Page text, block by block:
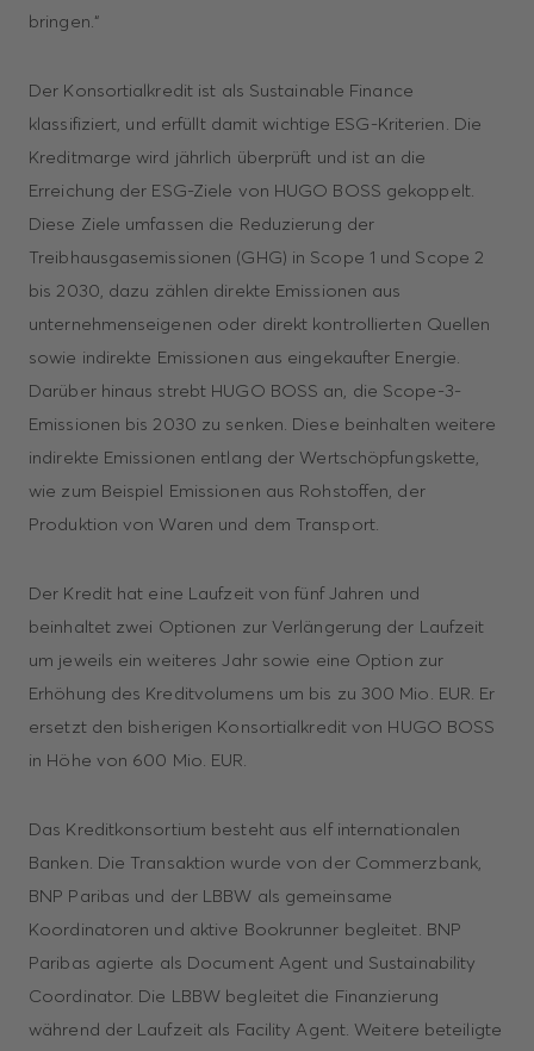
bringen.“
Der Konsortialkredit ist als Sustainable Finance
klassifiziert, und erfüllt damit wichtige ESG-Kriterien. Die
Kreditmarge wird jährlich überprüft und ist an die
Erreichung der ESG-Ziele von HUGO BOSS gekoppelt.
Diese Ziele umfassen die Reduzierung der
Treibhausgasemissionen (GHG) in Scope 1 und Scope 2
bis 2030, dazu zählen direkte Emissionen aus
unternehmenseigenen oder direkt kontrollierten Quellen
sowie indirekte Emissionen aus eingekaufter Energie.
Darüber hinaus strebt HUGO BOSS an, die Scope-3-
Emissionen bis 2030 zu senken. Diese beinhalten weitere
indirekte Emissionen entlang der Wertschöpfungskette,
wie zum Beispiel Emissionen aus Rohstoffen, der
Produktion von Waren und dem Transport.
Der Kredit hat eine Laufzeit von fünf Jahren und
beinhaltet zwei Optionen zur Verlängerung der Laufzeit
um jeweils ein weiteres Jahr sowie eine Option zur
Erhöhung des Kreditvolumens um bis zu 300 Mio. EUR. Er
ersetzt den bisherigen Konsortialkredit von HUGO BOSS
in Höhe von 600 Mio. EUR.
Das Kreditkonsortium besteht aus elf internationalen
Banken. Die Transaktion wurde von der Commerzbank,
BNP Paribas und der LBBW als gemeinsame
Koordinatoren und aktive Bookrunner begleitet. BNP
Paribas agierte als Document Agent und Sustainability
Coordinator. Die LBBW begleitet die Finanzierung
während der Laufzeit als Facility Agent. Weitere beteiligte